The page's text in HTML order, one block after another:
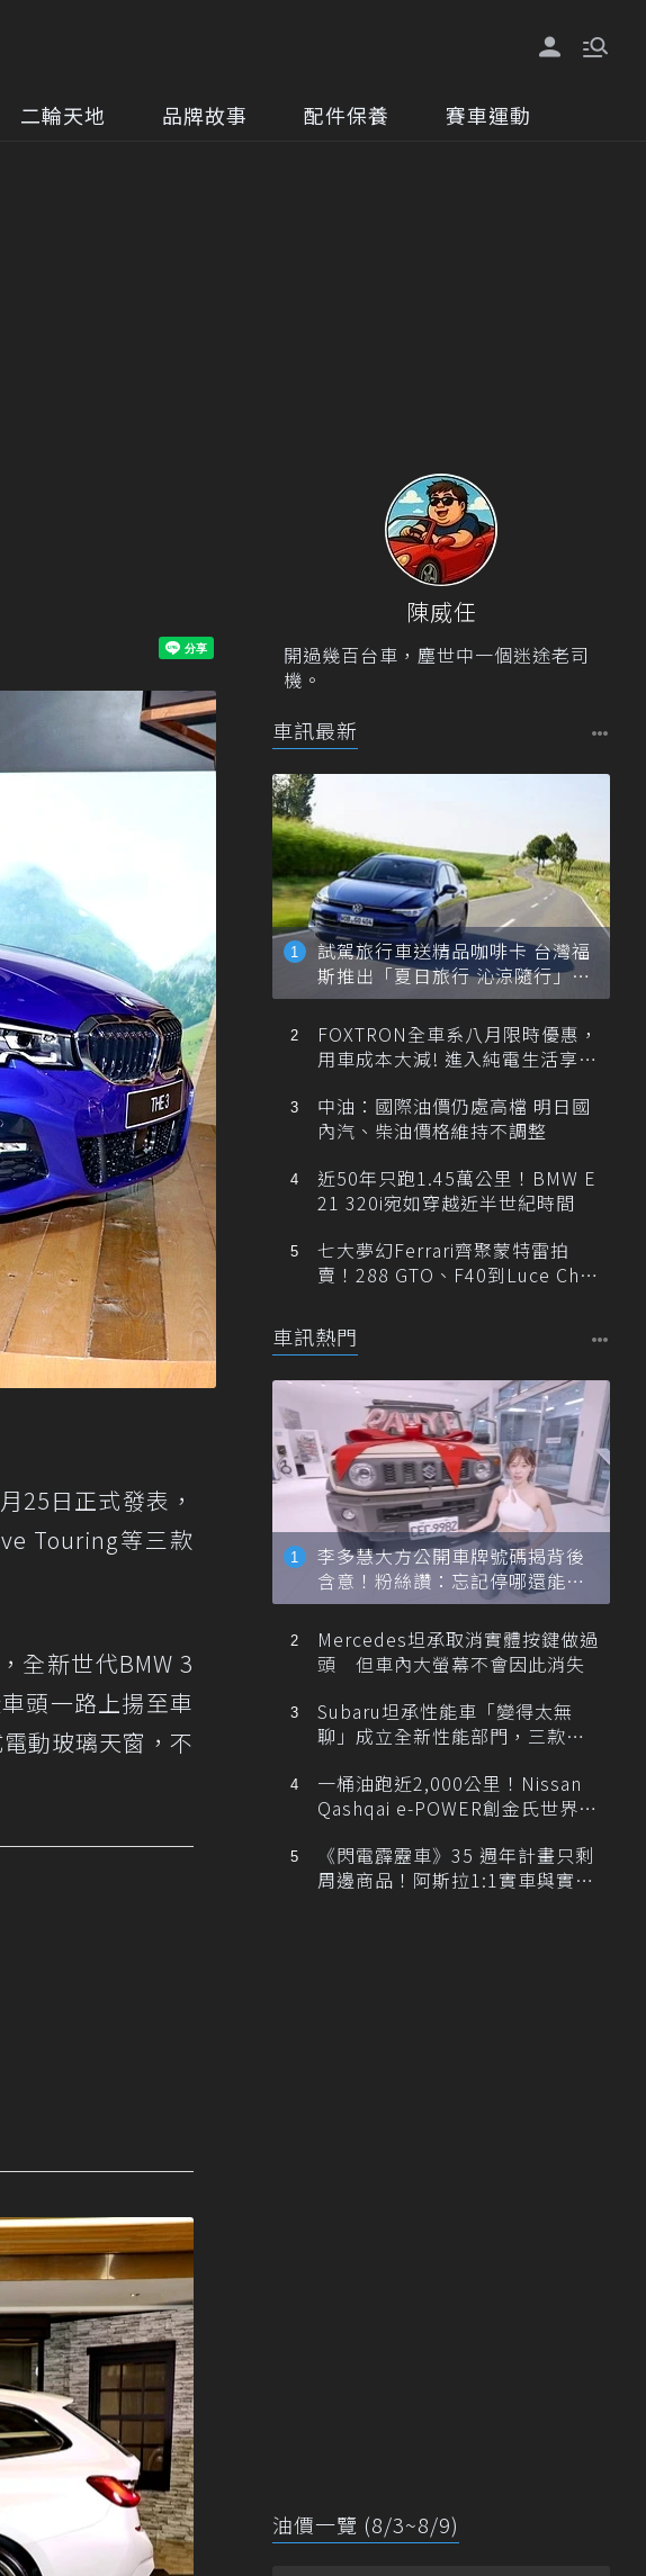
二輪天地 品牌故事 配件保養 賽車運動
25日正式發表，
Touring等三款
全新世代BMW 3
頭一路上揚至車
動玻璃天窗，不
陳威任
開過幾百台車，塵世中一個迷途老司
機。
車訊最新
試駕旅行車送精品咖啡卡 台灣福
斯推出「夏日旅行 沁涼隨行」活
動
FOXTRON全車系八月限時優惠，
用車成本大減! 進入純電生活享
中油：國際油價仍處高檔 明日國
內汽、柴油價格維持不調整
近50年只跑1.45萬公里！BMW E
21 320i宛如穿越近半世紀時間
七大夢幻Ferrari齊聚蒙特雷拍
賣！288 GTO、F40到Luce Cha
車訊熱門
李多慧大方公開車牌號碼揭背後
含意！粉絲讚：忘記停哪還能幫
忙找車
Mercedes坦承取消實體按鍵做過
頭 但車內大螢幕不會因此消失
Subaru坦承性能車「變得太無
聊」成立全新性能部門，三款手
一桶油跑近2,000公里！Nissan
Qashqai e-POWER創金氏世界紀
《閃電霹靂車》35 週年計畫只剩
周邊商品！阿斯拉1:1實車與實體
油價一覽 (8/3~8/9)